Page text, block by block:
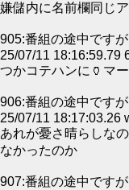
嫌儲内に名前欄同じ
905:番組の途中です
25/07/11 18:16:59.79
つかコテハンに🏺マ
906:番組の途中です
25/07/11 18:17:03.26
あれが憂さ晴らしな
なかったのか
907:番組の途中です